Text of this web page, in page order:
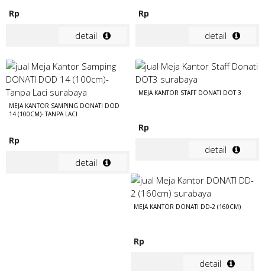
Rp
detail
Rp
detail
MEJA KANTOR SAMPING DONATI DOD
14 (100CM)- TANPA LACI
Rp
detail
MEJA KANTOR STAFF DONATI DOT 3
Rp
detail
MEJA KANTOR DONATI DD-2 (160CM)
Rp
detail